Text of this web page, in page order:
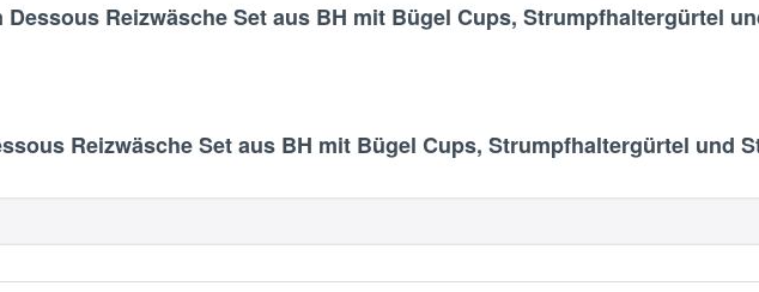
Reizwäsche Set aus BH mit Bügel Cups, Strumpfhaltergürtel
Reizwäsche Set aus BH mit Bügel Cups, Strumpfhaltergürtel und